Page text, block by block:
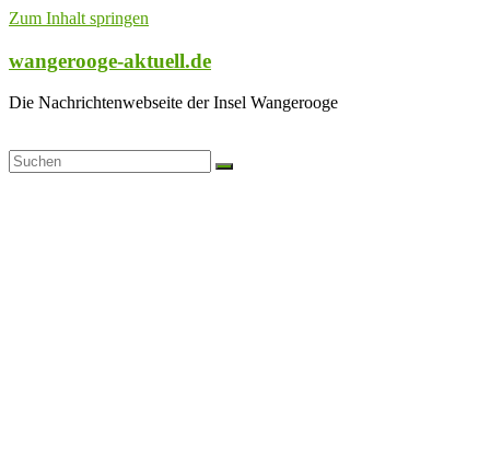
Zum Inhalt springen
wangerooge-aktuell.de
Die Nachrichtenwebseite der Insel Wangerooge